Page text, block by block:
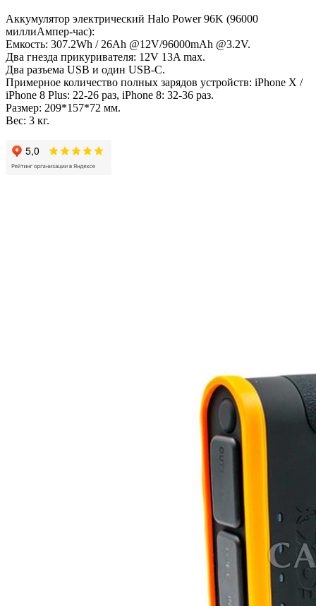
Аккумулятор электрический Halo Power 96K (96000
миллиАмпер-час):
Емкость: 307.2Wh / 26Ah @12V/96000mAh @3.2V.
Два гнезда прикуривателя: 12V 13A max.
Два разъема USB и один USB-C.
Примерное количество полных зарядов устройств: iPhone X /
iPhone 8 Plus: 22-26 раз, iPhone 8: 32-36 раз.
Размер: 209*157*72 мм.
Вес: 3 кг.